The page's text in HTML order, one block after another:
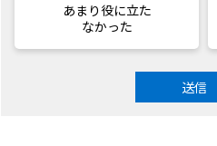
あまり役に立た
なかった
送信